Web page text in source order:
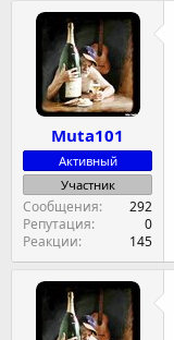
Muta101
Активный
Участник
Сообщения
292
Репутация
0
Реакции
145